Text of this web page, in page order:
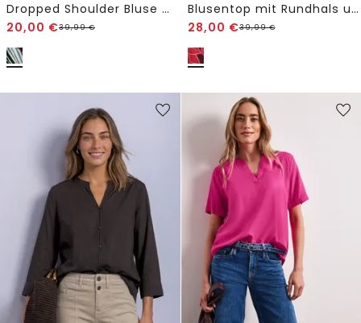
Dropped Shoulder Bluse mit Struktur
20,00 €39,99€
Blusentop mit Rundhals und Tape-Detail
28,00 €39,99€